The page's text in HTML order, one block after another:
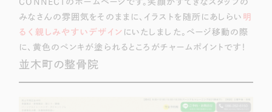
Works
制作実績
CONNECTのホームページです。笑顔がすてきなスタッフの
みなさんの雰囲気をそのままに、イラストを随所にあしらい 明
るく親しみやすいデザイン にいたしました。ページ移動の際
に、黄色のペンキが塗られるところがチャームポイントです！
並木町の整骨院